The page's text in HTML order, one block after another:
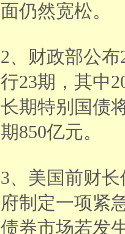
面仍然宽松。
2、财政部公
行23期，其中
长期特别国债
期850亿元。
3、美国前财
府制定一项紧
债券市场若发